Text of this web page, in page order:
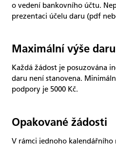
o vedení bankovního účtu.
prezentaci účelu daru (pdf
Maximální výše daru
Každá žádost je posuzována
daru není stanovena.
podpory je 5000 Kč.
Opakované žádosti
V rámci jednoho kalendářního